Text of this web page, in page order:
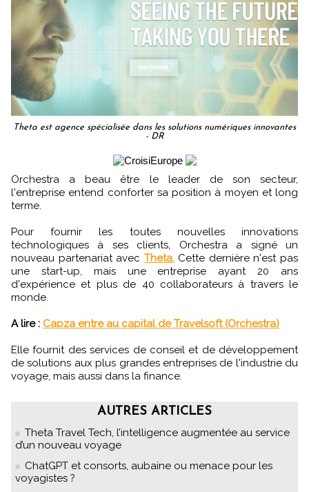
Theta est agence spécialisée dans les solutions numériques innovantes
- DR
Orchestra a beau être le leader de son secteur,
l'entreprise entend conforter sa position à moyen et long
terme.
Pour fournir les toutes nouvelles innovations
technologiques à ses clients, Orchestra a signé un
nouveau partenariat avec Theta.Cette dernière n'est pas
une start-up, mais une entreprise ayant 20 ans
d'expérience et plus de 40 collaborateurs à travers le
monde.
A lire : Capza entre au capital de Travelsoft (Orchestra)
Elle fournit des services de conseil et de développement
de solutions aux plus grandes entreprises de l'industrie du
voyage, mais aussi dans la finance.
AUTRES ARTICLES
Theta Travel Tech, l’intelligence augmentée au service
d’un nouveau voyage
ChatGPT et consorts, aubaine ou menace pour les
voyagistes ?